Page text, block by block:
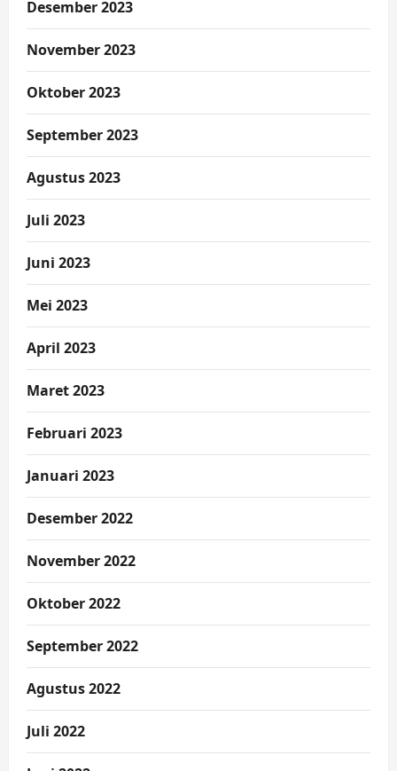
Desember 2023
November 2023
Oktober 2023
September 2023
Agustus 2023
Juli 2023
Juni 2023
Mei 2023
April 2023
Maret 2023
Februari 2023
Januari 2023
Desember 2022
November 2022
Oktober 2022
September 2022
Agustus 2022
Juli 2022